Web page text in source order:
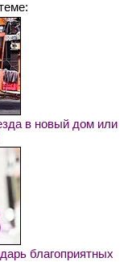
в новый дом или
благоприятных